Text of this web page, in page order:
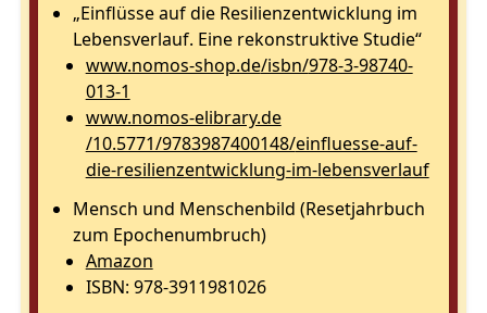
„Einflüsse auf die Resilienzentwicklung im
Lebensverlauf. Eine rekonstruktive Studie“
www.nomos-shop.de/isbn/978-3-98740-
013-1
www.nomos-elibrary.de
/10.5771/9783987400148/einfluesse-auf-
die-resilienzentwicklung-im-lebensverlauf
Mensch und Menschenbild (Resetjahrbuch
zum Epochenumbruch)
Amazon
ISBN: 978-3911981026